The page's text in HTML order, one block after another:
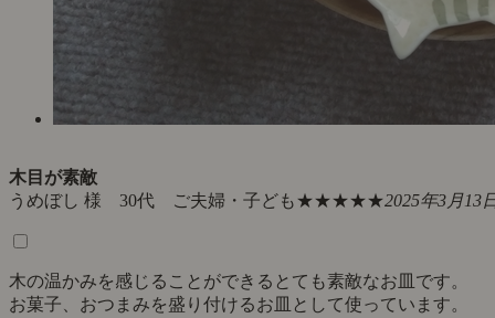
木目が素敵
うめぼし 様 30代 ご夫婦・子ども★★★★★2025年3月13
木の温かみを感じることができるとても素敵なお皿です。
お菓子、おつまみを盛り付けるお皿として使っています。